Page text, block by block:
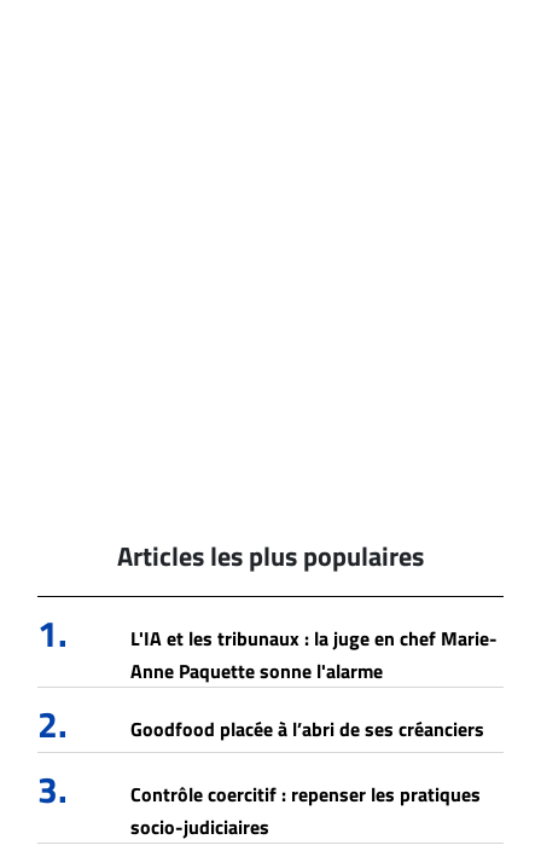
Articles les plus populaires
1.
L'IA et les tribunaux : la juge en chef Marie-
Anne Paquette sonne l'alarme
2. Goodfood placée à l’abri de ses créanciers
3.
Contrôle coercitif : repenser les pratiques
socio-judiciaires